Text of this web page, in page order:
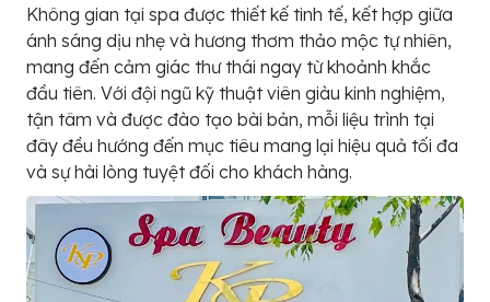
Không gian tại spa được thiết kế tinh tế, kết hợp giữa
ánh sáng dịu nhẹ và hương thơm thảo mộc tự nhiên,
mang đến cảm giác thư thái ngay từ khoảnh khắc
đầu tiên. Với đội ngũ kỹ thuật viên giàu kinh nghiệm,
tận tâm và được đào tạo bài bản, mỗi liệu trình tại
đây đều hướng đến mục tiêu mang lại hiệu quả tối đa
và sự hài lòng tuyệt đối cho khách hàng.